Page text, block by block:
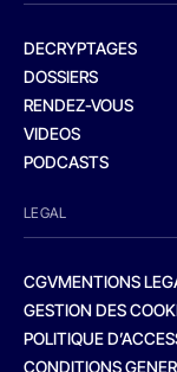
DECRYPTAGES
DOSSIERS
RENDEZ-VOUS
VIDEOS
PODCASTS
LEGAL
CGVMENTIONS
GESTION DES
POLITIQUE
CONDITIONS